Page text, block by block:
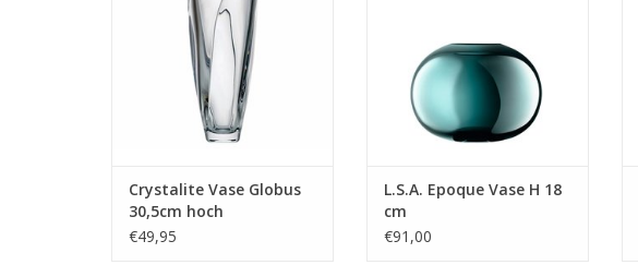
Crystalite Vase Globus
30,5cm hoch
€49,95
L.S.A. Epoque Vase H 18
cm
€91,00